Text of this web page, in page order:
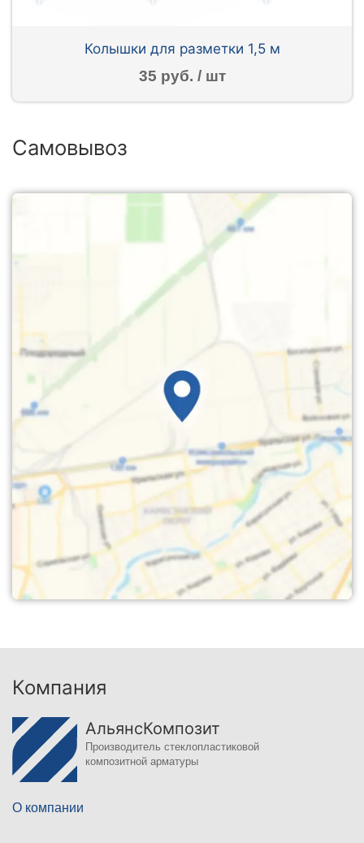
Колышки для разметки 1,5 м
35 руб. / шт
Самовывоз
Компания
АльянсКомпозит
Производитель стеклопластиковой
композитной арматуры
О компании